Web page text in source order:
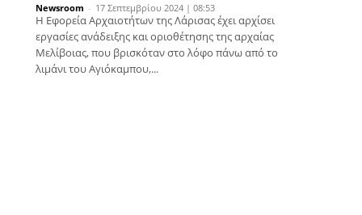
Newsroom - 17 Σεπτεμβρίου 2024 | 08:53
Η Εφορεία Αρχαιοτήτων της Λάρισας έχει αρχίσει
εργασίες ανάδειξης και οριοθέτησης της αρχαίας
Μελίβοιας, που βρισκόταν στο λόφο πάνω από το
λιμάνι του Αγιόκαμπου,...